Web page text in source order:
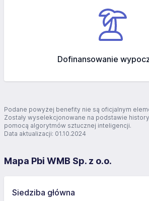
Dofinansowanie
Podane powyżej benefity nie są oficjalnym
Zostały wyselekcjonowane na podstawie
pomocą algorytmów sztucznej inteligencji.
Data aktualizacji: 01.10.2024
Mapa Pbi WMB Sp. z o.o.
Siedziba główna